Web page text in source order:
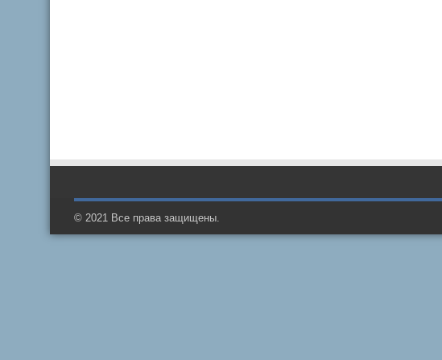
© 2021 Все права защищены.